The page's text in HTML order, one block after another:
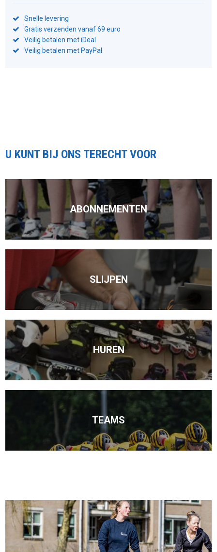
Snelle levering
Gratis verzenden vanaf 69 euro
Veilig betalen met iDeal
Veilig betalen met PayPal
U KUNT BIJ ONS TERECHT VOOR
ABONNEMENTEN
SLIJPEN
HUREN
TEAMS